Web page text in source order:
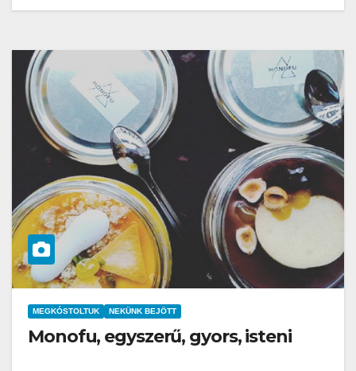
MEGKÓSTOLTUK NEKÜNK BEJÖTT
Monofu, egyszerű, gyors, isteni